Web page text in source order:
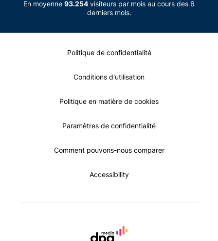
En moyenne 93.254 visiteurs par mois au cours des 6
derniers mois.
Politique de confidentialité
Conditions d'utilisation
Politique en matière de cookies
Paramètres de confidentialité
Comment pouvons-nous comparer
Accessibility